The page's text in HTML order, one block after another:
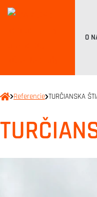
O
Referencie TURČIANSKA